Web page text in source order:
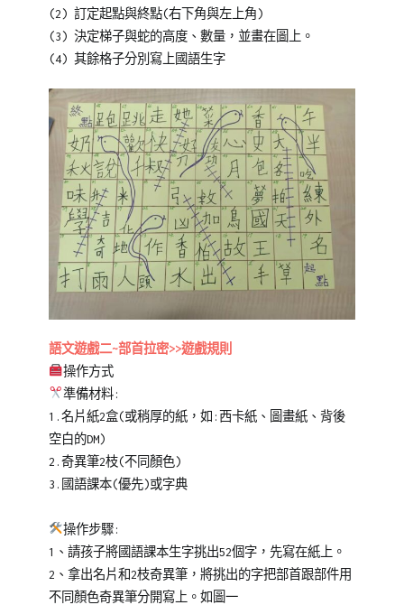
(2) 訂定起點與終點(右下角與左上角)
(3) 決定梯子與蛇的高度、數量，並畫在圖上。
(4) 其餘格子分別寫上國語生字
語文遊戲二~部首拉密>>遊戲規則
操作方式
準備材料:
1.名片紙2盒(或稍厚的紙，如:西卡紙、圖畫紙、背後
空白的DM)
2.奇異筆2枝(不同顏色)
3.國語課本(優先)或字典
操作步驟:
1、請孩子將國語課本生字挑出52個字，先寫在紙上。
2、拿出名片和2枝奇異筆，將挑出的字把部首跟部件用
不同顏色奇異筆分開寫上。如圖一